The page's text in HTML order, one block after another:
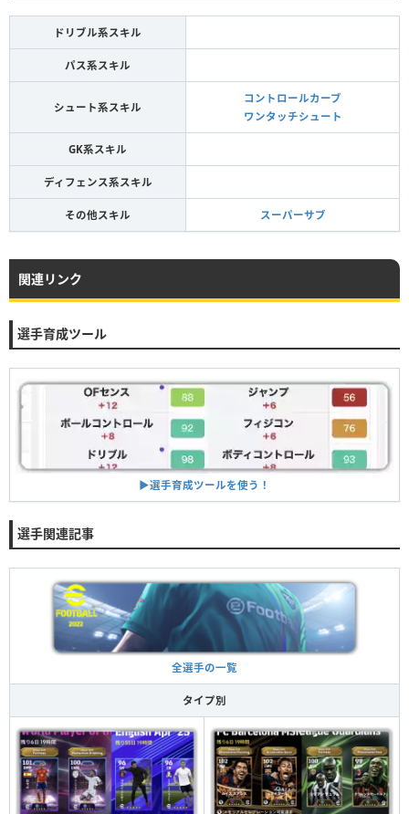
ドリブル系スキル
パス系スキル
シュート系スキル
コントロールカーブ
ワンタッチシュート
GK系スキル
ディフェンス系スキル
その他スキル スーパーサブ
関連リンク
選手育成ツール
▶︎選手育成ツールを使う！
選手関連記事
全選手の一覧
タイプ別